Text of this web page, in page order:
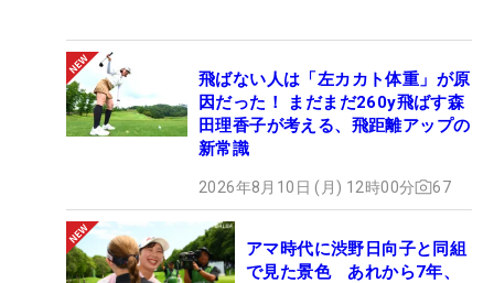
飛ばない人は「左カカト体重」が原
因だった！ まだまだ260y飛ばす森
田理香子が考える、飛距離アップの
新常識
2026年8月10日 (月) 12時00分 67
アマ時代に渋野日向子と同組
で見た景色 あれから7年、